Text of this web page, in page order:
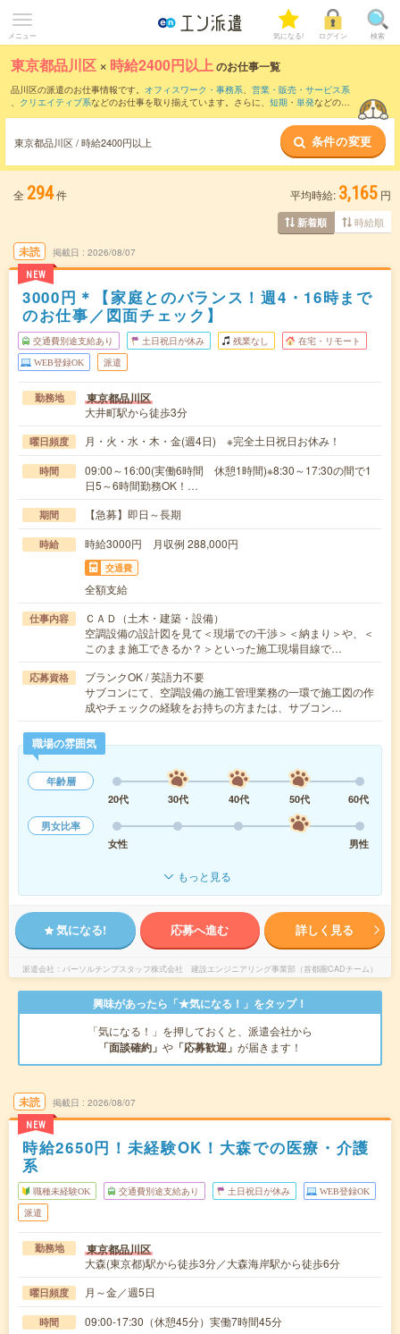
メニュー 気になる! ログイン 検索
東京都品川区 × 時給2400円以上のお仕事一覧
品川区の派遣のお仕事情報です。 オフィスワーク・事務系、 営業・販売・サービス系
、 クリエイティブ系などのお仕事を取り揃えています。さらに、 短期 ・ 単発などの期
東京都品川区 / 時給2400円以上 条件の変更
全 294件 平均時給: 3,165 円
新着順 時給順
未読
NEW
掲載日 2026/08/07
3000円＊【家庭とのバランス！週4・16時まで
のお仕事／図面チェック】
交通費別途支給あり 土日祝日が休み 残業なし 在宅・リモート
WEB登録OK 派遣
勤務地 東京都品川区
大井町駅から徒歩3分
曜日頻度 月・火・水・木・金(週4日) ※完全土日祝日お休み！
時間
09:00～16:00(実働6時間 休憩1時間)※8:30～17:30の間で1
日5～6時間勤務OK！…
期間 【急募】即日～長期
時給 時給3000円 月収例 288,000円
交通費
全額支給
仕事内容
ＣＡＤ（土木・建築・設備）
空調設備の設計図を見て＜現場での干渉＞＜納まり＞や、＜
このまま施工できるか？＞といった施工現場目線で…
応募資格
ブランクOK / 英語力不要
サブコンにて、空調設備の施工管理業務の一環で施工図の作
成やチェックの経験をお持ちの方または、サブコン…
職場の雰囲気
年齢層
20代
30代 40代 50代
60代
男女比率
女性
男性
もっと見る
気になる! 応募へ進む 詳しく見る
派遣会社 パーソルテンプスタッフ株式会社 建設エンジニアリング事業部（首都圏CADチーム）
興味があったら「★気になる！」をタップ！
「気になる！」を押しておくと、派遣会社から
「面談確約」 や 「応募歓迎」 が届きます！
未読
NEW
掲載日 2026/08/07
時給2650円！未経験OK！大森での医療・介護
系
職種未経験OK 交通費別途支給あり 土日祝日が休み WEB登録OK
派遣
勤務地 東京都品川区
大森(東京都)駅から徒歩3分／大森海岸駅から徒歩6分
曜日頻度 月～金／週5日
時間 09:00-17:30（休憩45分）実働7時間45分